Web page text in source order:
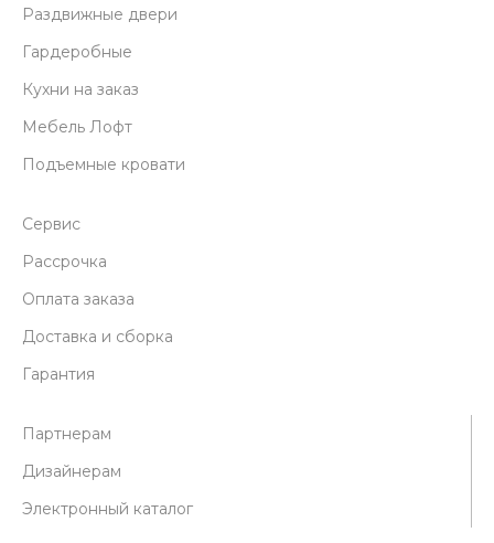
Раздвижные двери
Гардеробные
Кухни на заказ
Мебель Лофт
Подъемные кровати
Сервис
Рассрочка
Оплата заказа
Доставка и сборка
Гарантия
Партнерам
Дизайнерам
Электронный каталог